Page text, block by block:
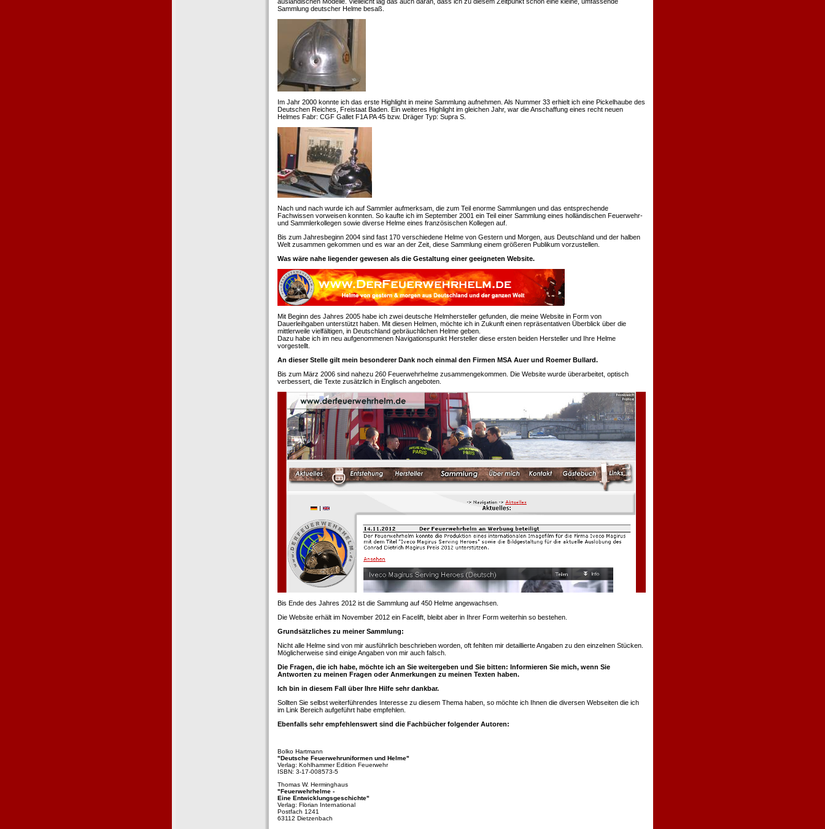
Sammlung deutscher Helme besaß.
Im Jahr 2000 konnte ich das erste Highlight in meine Sammlung aufnehmen. Als Nummer 33 erhielt ich eine Pickelhaube des
Deutschen Reiches, Freistaat Baden. Ein weiteres Highlight im gleichen Jahr, war die Anschaffung eines recht neuen
Helmes Fabr: CGF Gallet F1A PA 45 bzw. Dräger Typ: Supra S.
Nach und nach wurde ich auf Sammler aufmerksam, die zum Teil enorme Sammlungen und das entsprechende
Fachwissen vorweisen konnten. So kaufte ich im September 2001 ein Teil einer Sammlung eines holländischen Feuerwehr-
und Sammlerkollegen sowie diverse Helme eines französischen Kollegen auf.
Bis zum Jahresbeginn 2004 sind fast 170 verschiedene Helme von Gestern und Morgen, aus Deutschland und der halben
Welt zusammen gekommen und es war an der Zeit, diese Sammlung einem größeren Publikum vorzustellen.
Was wäre nahe liegender gewesen als die Gestaltung einer geeigneten Website.
Mit Beginn des Jahres 2005 habe ich zwei deutsche Helmhersteller gefunden, die meine Website in Form von
Dauerleihgaben unterstützt haben. Mit diesen Helmen, möchte ich in Zukunft einen repräsentativen Überblick über die
mittlerweile vielfältigen, in Deutschland gebräuchlichen Helme geben.
Dazu habe ich im neu aufgenommenen Navigationspunkt Hersteller diese ersten beiden Hersteller und Ihre Helme
vorgestellt.
An dieser Stelle gilt mein besonderer Dank noch einmal den Firmen MSA Auer und Roemer Bullard.
Bis zum März 2006 sind nahezu 260 Feuerwehrhelme zusammengekommen. Die Website wurde überarbeitet, optisch
verbessert, die Texte zusätzlich in Englisch angeboten.
Bis Ende des Jahres 2012 ist die Sammlung auf 450 Helme angewachsen.
Die Website erhält im November 2012 ein Facelift, bleibt aber in Ihrer Form weiterhin so bestehen.
Grundsätzliches zu meiner Sammlung:
Nicht alle Helme sind von mir ausführlich beschrieben worden, oft fehlten mir detaillierte Angaben zu den einzelnen Stücken.
Möglicherweise sind einige Angaben von mir auch falsch.
Die Fragen, die ich habe, möchte ich an Sie weitergeben und Sie bitten: Informieren Sie mich, wenn Sie
Antworten zu meinen Fragen oder Anmerkungen zu meinen Texten haben.
Ich bin in diesem Fall über Ihre Hilfe sehr dankbar.
Sollten Sie selbst weiterführendes Interesse zu diesem Thema haben, so möchte ich Ihnen die diversen Webseiten die ich
im Link Bereich aufgeführt habe empfehlen.
Ebenfalls sehr empfehlenswert sind die Fachbücher folgender Autoren:
Bolko Hartmann
"Deutsche Feuerwehruniformen und Helme"
Verlag: Kohlhammer Edition Feuerwehr
ISBN: 3-17-008573-5
Thomas W. Herminghaus
"Feuerwehrhelme -
Eine Entwicklungsgeschichte"
Verlag: Florian International
Postfach 1241
63112 Dietzenbach